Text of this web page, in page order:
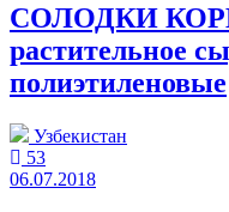
СОЛОДКИ
растительное
полиэтиленовые
Узбекистан
53
06.07.2018